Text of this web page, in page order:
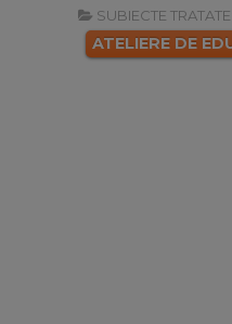
SUBIECTE TRATATE:
ATELIERE DE